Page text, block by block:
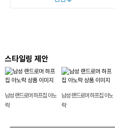
스타일링 제안
남성 랜드로머 하프집 아노
락
남성 랜드로머 하프집 아노
락